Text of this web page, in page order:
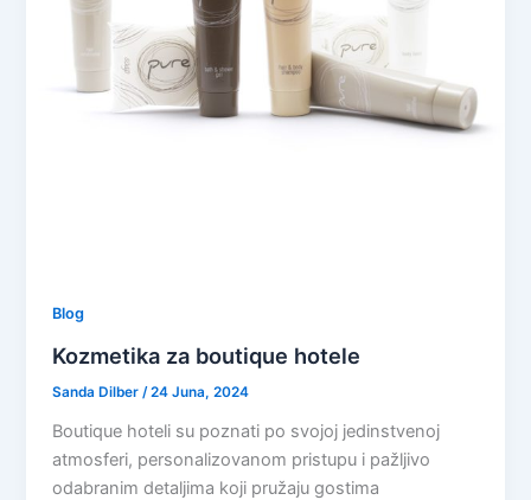
Blog
Kozmetika za boutique hotele
Sanda Dilber /24 Juna, 2024
Boutique hoteli su poznati po svojoj jedinstvenoj
atmosferi, personalizovanom pristupu i pažljivo
odabranim detaljima koji pružaju gostima